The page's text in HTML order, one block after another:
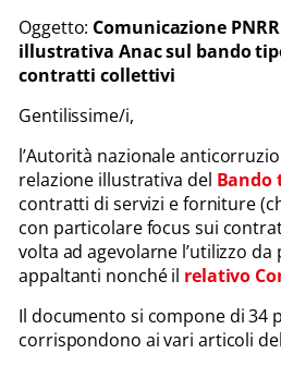
Oggetto: Comunicazione
illustrativa Anac sul bando
contratti collettivi
Gentilissime/i,
l’Autorità nazionale
relazione illustrativa del Bando
contratti di servizi e forniture
con particolare focus sui
volta ad agevolarne l’utilizzo
appaltanti nonché il relativo
Il documento si compone di 34
corrispondono ai vari articoli